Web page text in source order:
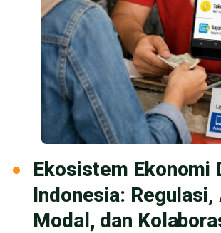
Ekosistem Ekonomi
Indonesia: Regulasi,
Modal, dan